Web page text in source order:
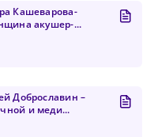
Кашеварова-
акушер-...
Доброславин –
и меди...